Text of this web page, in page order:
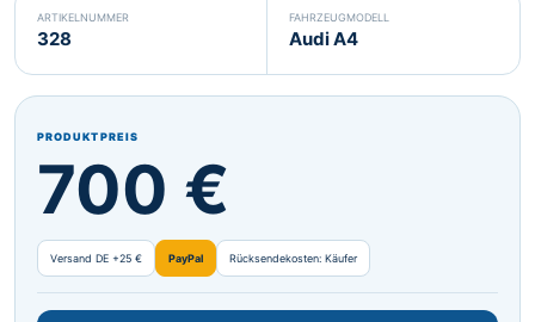
ARTIKELNUMMER
328
FAHRZEUGMODELL
Audi A4
PRODUKTPREIS
700 €
Versand DE +25 € PayPal Rücksendekosten: Käufer